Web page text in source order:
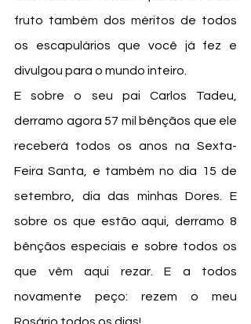
fruto também dos méritos de todos
os escapulários que você já fez e
divulgou para o mundo inteiro.
E sobre o seu pai Carlos Tadeu,
derramo agora 57 mil bênçãos que ele
receberá todos os anos na Sexta-
Feira Santa, e também no dia 15 de
setembro, dia das minhas Dores. E
sobre os que estão aqui, derramo 8
bênçãos especiais e sobre todos os
que vêm aqui rezar. E a todos
novamente peço: rezem o meu